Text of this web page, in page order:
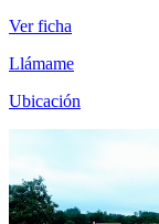
Ver ficha
Llámame
Ubicación